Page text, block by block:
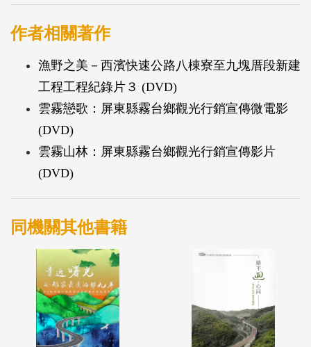
的交通、串聯觀光景點、更使大台南交通路網完整的
這條漁野之路。
作者相關著作
漁野之美－西濱快速公路八棟寮至九塊厝段新建
工程工程紀錄片３ (DVD)
雲霧戀歌：屏東縣霧台鄉觀光行銷宣傳微電影
(DVD)
雲霧山林：屏東縣霧台鄉觀光行銷宣傳影片
(DVD)
同機關其他書籍